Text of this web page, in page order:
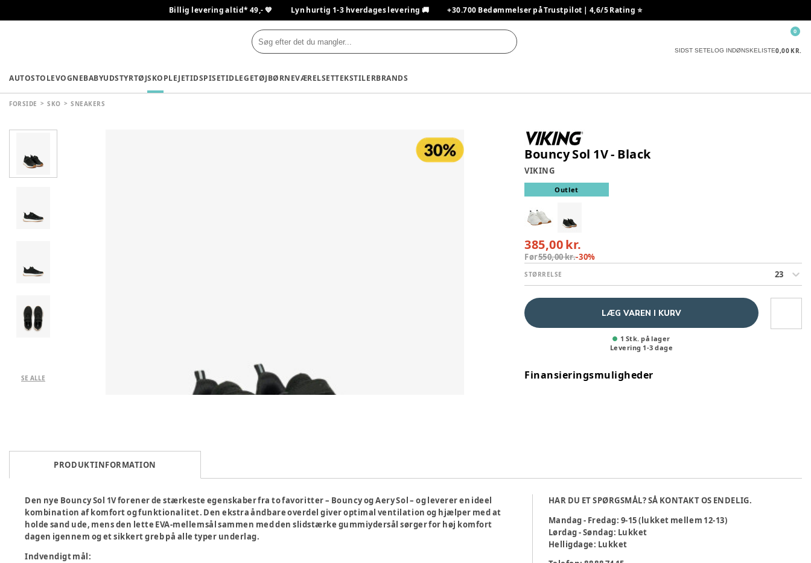
Billig levering altid* 49,- 💙 Lyn hurtig 1-3 hverdages levering 🚚 +30.700 Bedømmelser på Trustpilot | 4,6/5 Rating ⭐️
SIDST SETELOG INDØNSKELISTE0,00 KR.
0
AUTOSTOLEVOGNEBABYUDSTYRTØJSKOPLEJETIDSPISETIDLEGETØJBØRNEVÆRELSETTEKSTILERBRANDS
FORSIDE SKO SNEAKERS
SE ALLE
Bouncy Sol 1V - Black
VIKING
Outlet
385,00 kr.
Før550,00 kr.-30%
STØRRELSE 23
LÆG VAREN I KURV
1 Stk. på lager
Levering 1-3 dage
Finansieringsmuligheder
PRODUKTINFORMATION
Den nye Bouncy Sol 1V forener de stærkeste egenskaber fra to favoritter – Bouncy og Aery Sol – og leverer en ideel
kombination af komfort og funktionalitet. Den ekstra åndbare overdel giver optimal ventilation og hjælper med at
holde sand ude, mens den lette EVA‑mellemsål sammen med den slidstærke gummiydersål sørger for høj komfort
dagen igennem og et sikkert greb på alle typer underlag.
Indvendigt mål:
HAR DU ET SPØRGSMÅL? SÅ KONTAKT OS ENDELIG.
Mandag - Fredag: 9-15 (lukket mellem 12-13)
Lørdag - Søndag: Lukket
Helligdage: Lukket